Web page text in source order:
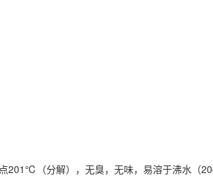
201℃（分解），无臭，无味，易溶于沸水（